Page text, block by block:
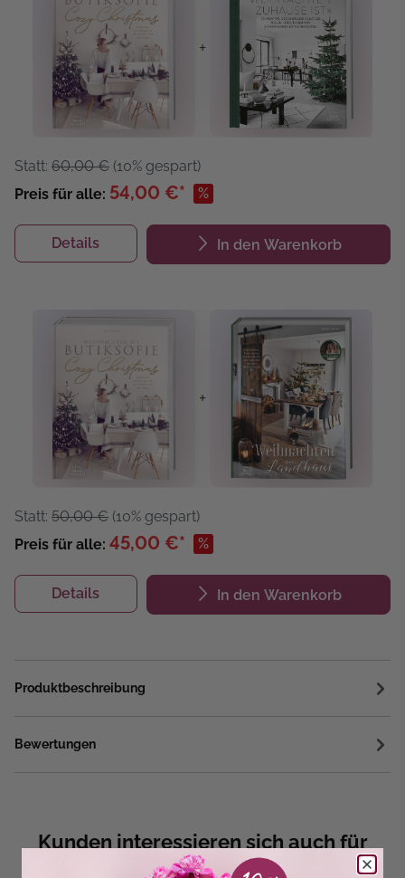
+
Statt: 60,00 € (10% gespart)
Preis für alle: 54,00 €* %
Details In den Warenkorb
+
Statt: 50,00 € (10% gespart)
Preis für alle: 45,00 €* %
Details In den Warenkorb
Produktbeschreibung
Bewertungen
Kunden interessieren sich auch für